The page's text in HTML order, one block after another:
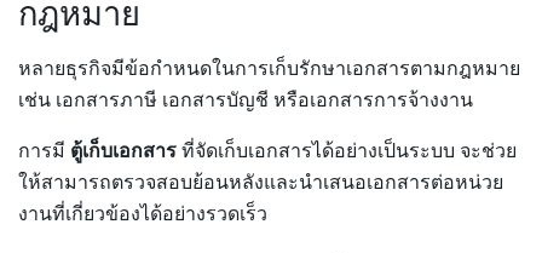
กฎหมาย
หลายธุรกิจมีข้อกำหนดในการเก็บรักษาเอกสารตามกฎหมาย
เช่น เอกสารภาษี เอกสารบัญชี หรือเอกสารการจ้างงาน
การมี ตู้เก็บเอกสารที่จัดเก็บเอกสารได้อย่างเป็นระบบ จะช่วย
ให้สามารถตรวจสอบย้อนหลังและนำเสนอเอกสารต่อหน่วย
งานที่เกี่ยวข้องได้อย่างรวดเร็ว